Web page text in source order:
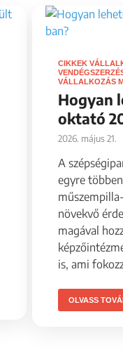
CIKKEK
VÁLLALKOZÁS
Hogyan
oktató
2026. május 21.
A
egyre
növekvő
magával
is, ami
OLVASS